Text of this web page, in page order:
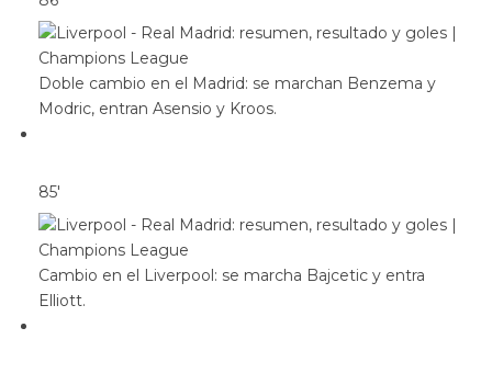
Doble cambio en el Madrid: se marchan Benzema y
Modric, entran Asensio y Kroos.
85′
Cambio en el Liverpool: se marcha Bajcetic y entra
Elliott.